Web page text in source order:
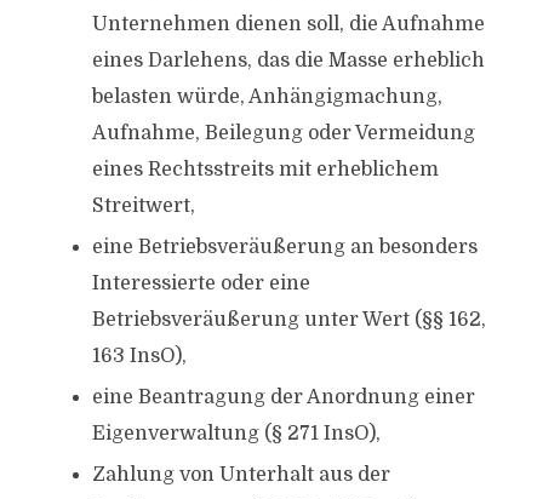
Unternehmen dienen soll, die Aufnahme
eines Darlehens, das die Masse erheblich
belasten würde, Anhängigmachung,
Aufnahme, Beilegung oder Vermeidung
eines Rechtsstreits mit erheblichem
Streitwert,
eine Betriebsveräußerung an besonders
Interessierte oder eine
Betriebsveräußerung unter Wert (§§ 162,
163 InsO),
eine Beantragung der Anordnung einer
Eigenverwaltung (§ 271 InsO),
Zahlung von Unterhalt aus der